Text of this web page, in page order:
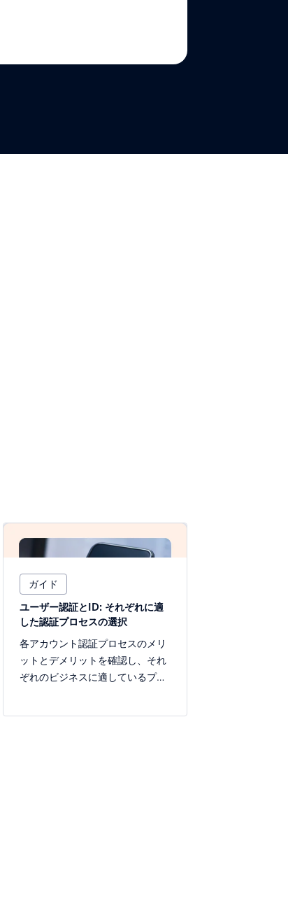
ガイド
ユーザー認証とID: それぞれに適
した認証プロセスの選択
各アカウント認証プロセスのメリ
ットとデメリットを確認し、それ
ぞれのビジネスに適しているプロ